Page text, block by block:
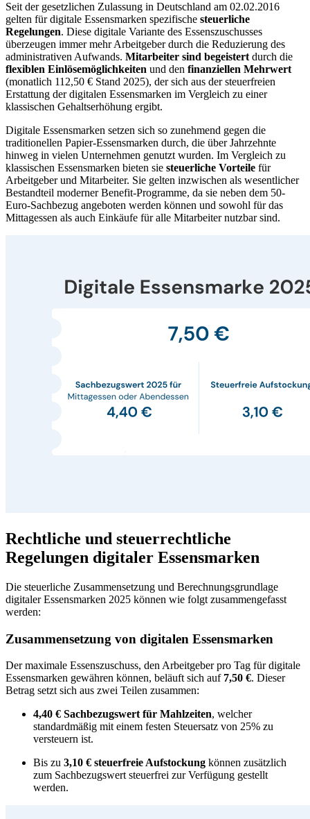
Seit der gesetzlichen Zulassung in Deutschland am 02.02.2016
gelten für digitale Essensmarken spezifische steuerliche
Regelungen. Diese digitale Variante des Essenszuschusses
überzeugen immer mehr Arbeitgeber durch die Reduzierung des
administrativen Aufwands. Mitarbeiter sind begeistert durch die
flexiblen Einlösemöglichkeiten und den finanziellen Mehrwert
(monatlich 112,50 € Stand 2025), der sich aus der steuerfreien
Erstattung der digitalen Essensmarken im Vergleich zu einer
klassischen Gehaltserhöhung ergibt.
Digitale Essensmarken setzen sich so zunehmend gegen die
traditionellen Papier-Essensmarken durch, die über Jahrzehnte
hinweg in vielen Unternehmen genutzt wurden. Im Vergleich zu
klassischen Essensmarken bieten sie steuerliche Vorteile für
Arbeitgeber und Mitarbeiter. Sie gelten inzwischen als wesentlicher
Bestandteil moderner Benefit-Programme, da sie neben dem 50-
Euro-Sachbezug angeboten werden können und sowohl für das
Mittagessen als auch Einkäufe für alle Mitarbeiter nutzbar sind.
Rechtliche und steuerrechtliche
Regelungen digitaler Essensmarken
Die steuerliche Zusammensetzung und Berechnungsgrundlage
digitaler Essensmarken 2025 können wie folgt zusammengefasst
werden:
Zusammensetzung von digitalen Essensmarken
Der maximale Essenszuschuss, den Arbeitgeber pro Tag für digitale
Essensmarken gewähren können, beläuft sich auf 7,50 €. Dieser
Betrag setzt sich aus zwei Teilen zusammen:
4,40 € Sachbezugswert für Mahlzeiten, welcher
standardmäßig mit einem festen Steuersatz von 25% zu
versteuern ist.
Bis zu 3,10 € steuerfreie Aufstockung können zusätzlich
zum Sachbezugswert steuerfrei zur Verfügung gestellt
werden.